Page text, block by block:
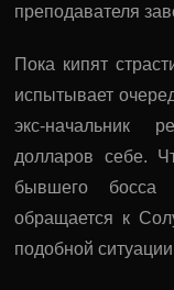
преподавателя
Пока кипят
испытывает
экс-начальник
долларов себе.
бывшего
обращается к
подобной